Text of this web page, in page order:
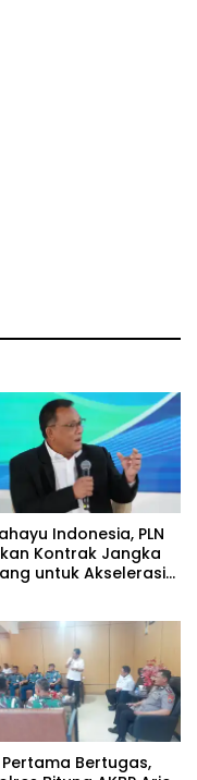
Indonesia, PLN
Kontrak Jangka
untuk Akselerasi
Pertama Bertugas,